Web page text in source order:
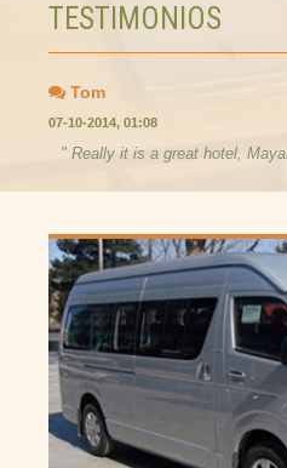
TESTIMONIOS
Tom
07-10-2014, 01:08
" Really it is a great hotel,
Caroline
05-01-2017, 09:00
" “Bungalows are very good ”
Stayed one night in a bungalow
was very good: spacious,
netted windows. Nice big
breakfast. Easy walk to the